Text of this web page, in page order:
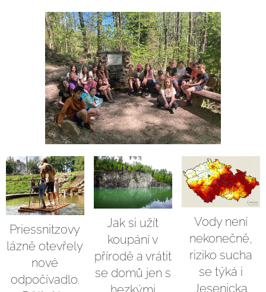
Priessnitzovy
lázně otevřely
nové
odpočívadlo.
Jak si užít
koupání v
přírodě a vrátit
se domů jen s
Vody není
nekonečně,
riziko sucha
se týká i
Jesenicka